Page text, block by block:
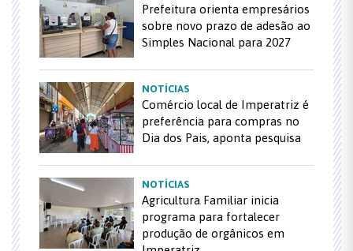
Prefeitura orienta empresários
sobre novo prazo de adesão ao
Simples Nacional para 2027
NOTÍCIAS
Comércio local de Imperatriz é
preferência para compras no
Dia dos Pais, aponta pesquisa
NOTÍCIAS
Agricultura Familiar inicia
programa para fortalecer
produção de orgânicos em